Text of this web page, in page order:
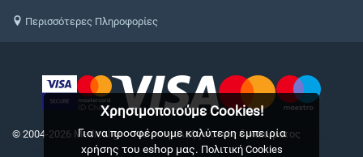
Περισσότερες Πληροφορίες
© 2004-2026 Medical.gr. - Με επιφύλαξη παντός δικαιώματος
Χρησιμοποιούμε Cookies!
Για να προσφέρουμε καλύτερη εμπειρία
χρήσης του eshop μας. Πολιτική Cookies